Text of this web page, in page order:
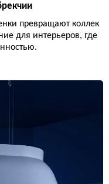
превращают коллек
для интерьеров, где